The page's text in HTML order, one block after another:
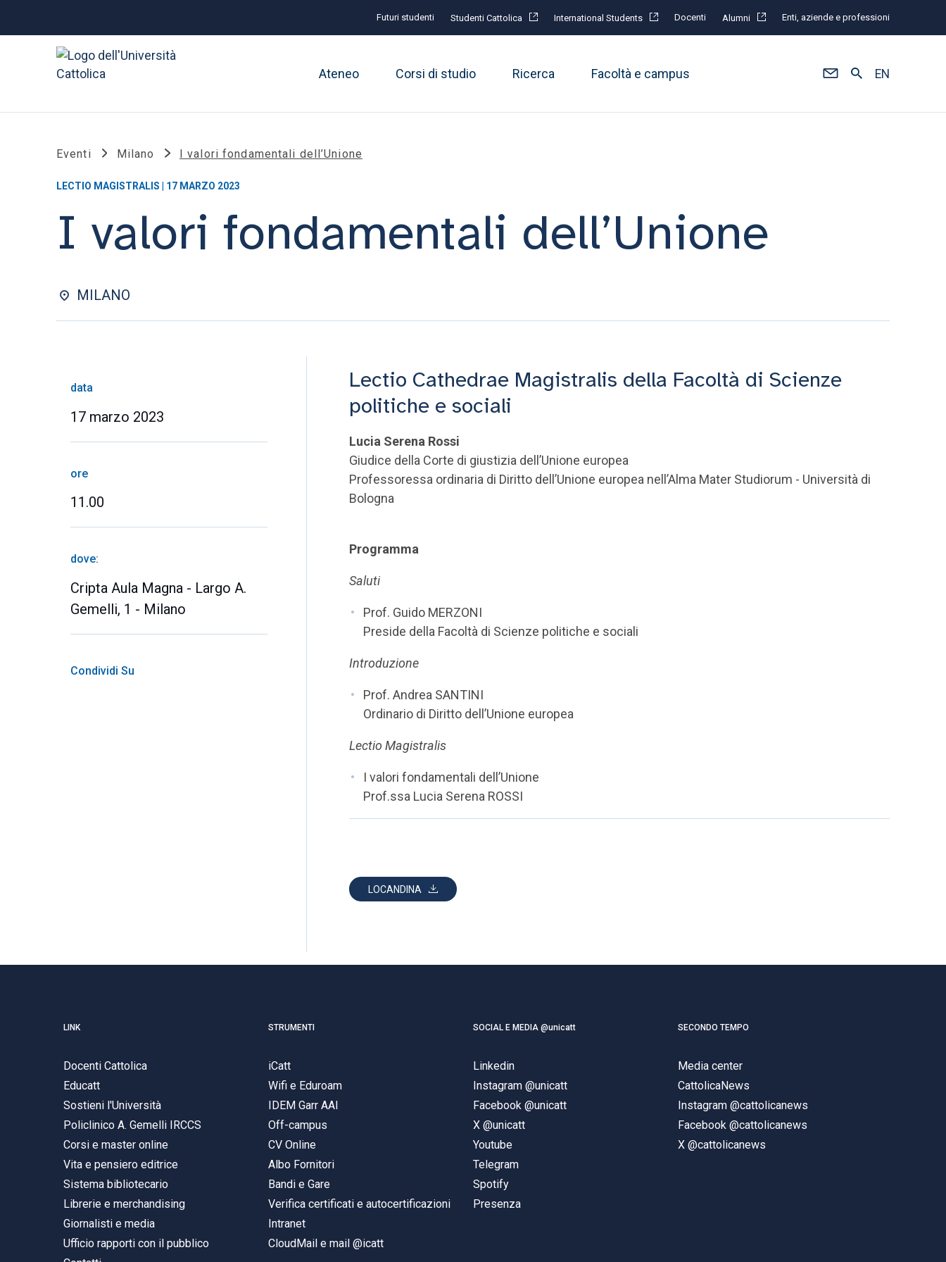
Futuri studenti Studenti Cattolica International Students Docenti Alumni Enti, aziende e professioni
Ateneo Corsi di studio Ricerca Facoltà e campus EN
Eventi Milano I valori fondamentali dell’Unione
LECTIO MAGISTRALIS | 17 MARZO 2023
I valori fondamentali dell’Unione
MILANO
data
17 marzo 2023
ore
11.00
dove:
Cripta Aula Magna - Largo A.
Gemelli, 1 - Milano
Condividi Su
Lectio Cathedrae Magistralis della Facoltà di Scienze
politiche e sociali
Lucia Serena Rossi
Giudice della Corte di giustizia dell’Unione europea
Professoressa ordinaria di Diritto dell’Unione europea nell’Alma Mater Studiorum - Università di
Bologna
Programma
Saluti
Prof. Guido MERZONI
Preside della Facoltà di Scienze politiche e sociali
Introduzione
Prof. Andrea SANTINI
Ordinario di Diritto dell’Unione europea
Lectio Magistralis
I valori fondamentali dell’Unione
Prof.ssa Lucia Serena ROSSI
LOCANDINA
LINK
Docenti Cattolica
Educatt
Sostieni l'Università
Policlinico A. Gemelli IRCCS
Corsi e master online
Vita e pensiero editrice
Sistema bibliotecario
Librerie e merchandising
Giornalisti e media
Ufficio rapporti con il pubblico
STRUMENTI
iCatt
Wifi e Eduroam
IDEM Garr AAI
Off-campus
CV Online
Albo Fornitori
Bandi e Gare
Verifica certificati e autocertificazioni
Intranet
CloudMail e mail @icatt
SOCIAL E MEDIA @unicatt
Linkedin
Instagram @unicatt
Facebook @unicatt
X @unicatt
Youtube
Telegram
Spotify
Presenza
SECONDO TEMPO
Media center
CattolicaNews
Instagram @cattolicanews
Facebook @cattolicanews
X @cattolicanews